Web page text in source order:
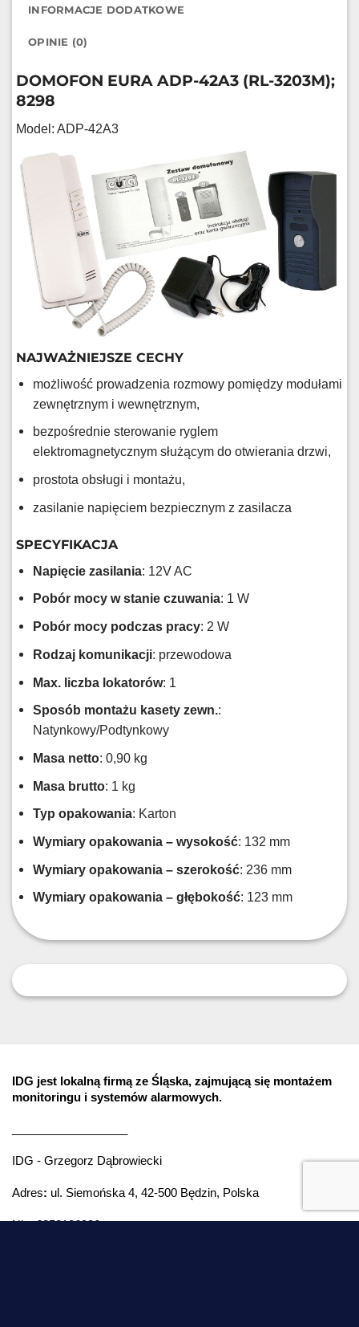
INFORMACJE DODATKOWE
OPINIE (0)
DOMOFON EURA ADP-42A3 (RL-3203M);
8298
Model: ADP-42A3
NAJWAŻNIEJSZE CECHY
możliwość prowadzenia rozmowy pomiędzy modułami
zewnętrznym i wewnętrznym,
bezpośrednie sterowanie ryglem
elektromagnetycznym służącym do otwierania drzwi,
prostota obsługi i montażu,
zasilanie napięciem bezpiecznym z zasilacza
SPECYFIKACJA
Napięcie zasilania: 12V AC
Pobór mocy w stanie czuwania: 1 W
Pobór mocy podczas pracy: 2 W
Rodzaj komunikacji: przewodowa
Max. liczba lokatorów: 1
Sposób montażu kasety zewn.:
Natynkowy/Podtynkowy
Masa netto: 0,90 kg
Masa brutto: 1 kg
Typ opakowania: Karton
Wymiary opakowania – wysokość: 132 mm
Wymiary opakowania – szerokość: 236 mm
Wymiary opakowania – głębokość: 123 mm
IDG jest lokalną firmą ze Śląska, zajmującą się montażem
monitoringu i systemów alarmowych.
IDG - Grzegorz Dąbrowiecki
Adres: ul. Siemońska 4, 42-500 Będzin, Polska
Nip: 6252106936